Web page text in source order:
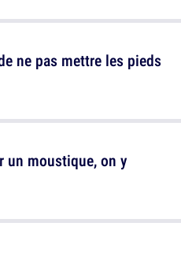
ne pas mettre les pieds
un moustique, on y